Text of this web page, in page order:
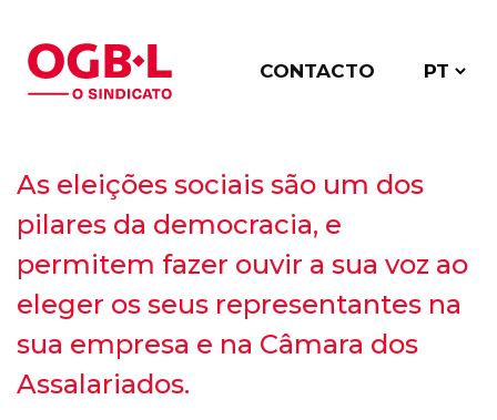
CONTACTO
As eleições sociais são um dos
pilares da democracia, e
permitem fazer ouvir a sua voz ao
eleger os seus representantes na
sua empresa e na Câmara dos
Assalariados.